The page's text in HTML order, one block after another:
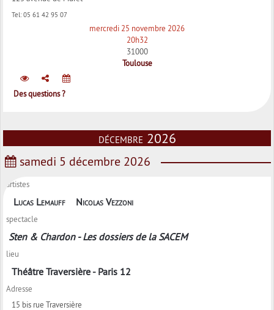
Tel: 05 61 42 95 07
mercredi 25 novembre 2026
20h32
31000
Toulouse
Des questions ?
décembre 2026
samedi 5 décembre 2026
artistes
Lucas Lemauff Nicolas Vezzoni
spectacle
Sten & Chardon - Les dossiers de la SACEM
lieu
Théâtre Traversière - Paris 12
Adresse
15 bis rue Traversière